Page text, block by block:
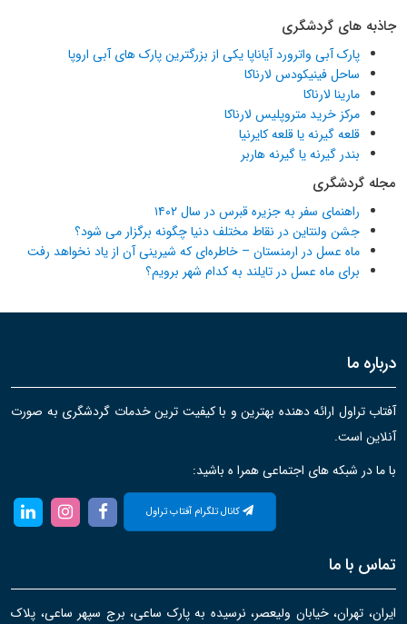
جاذبه های گردشگری
پارک آبی واترورد آیاناپا یکی از بزرگترین پارک های آبی اروپا
ساحل فینیکودس لارناکا
مارینا لارناکا
مرکز خرید متروپلیس لارناکا
قلعه گیرنه یا قلعه کایرنیا
بندر گیرنه یا گیرنه هاربر
مجله گردشگری
راهنمای سفر به جزیره قبرس در سال ۱۴۰۲
جشن ولنتاین در نقاط مختلف دنیا چگونه برگزار می شود؟
ماه عسل در ارمنستان – خاطره‌ای که شیرینی آن از یاد نخواهد رفت
برای ماه عسل در تایلند به کدام شهر برویم؟
درباره ما
آفتاب تراول ارائه دهنده بهترین و با کیفیت ترین خدمات گردشگری به صورت
آنلاین است.
با ما در شبکه های اجتماعی همرا ه باشید:
کانال تلگرام آفتاب تراول
تماس با ما
ایران، تهران، خیابان ولیعصر، نرسیده به پارک ساعی، برج سپهر ساعی، پلاک